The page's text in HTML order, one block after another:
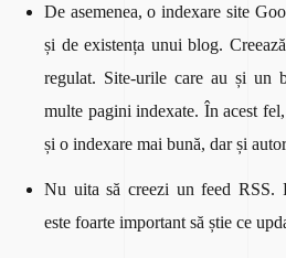
De asemenea, o indexare site
și de existența unui blog.
regulat. Site-urile care au și un
multe pagini indexate. În acest
și o indexare mai bună, dar și
Nu uita să creezi un feed RSS.
este foarte important să știe ce